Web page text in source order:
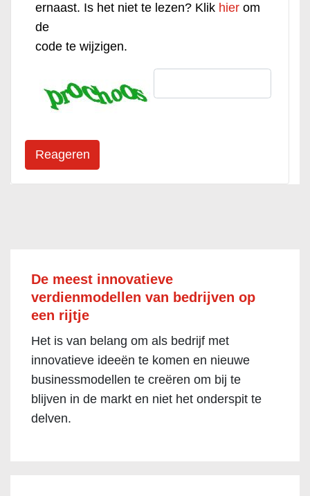
ernaast. Is het niet te lezen? Klik hier om
de
code te wijzigen.
De meest innovatieve
verdienmodellen van bedrijven op
een rijtje
Het is van belang om als bedrijf met
innovatieve ideeën te komen en nieuwe
businessmodellen te creëren om bij te
blijven in de markt en niet het onderspit te
delven.